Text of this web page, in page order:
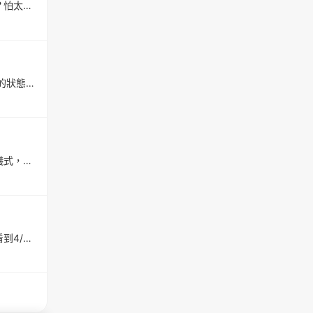
想請教有經驗的學姊們兩個問題～婚禮出席表單通常要抓婚禮前多久發給親友們？怕太早發大家行程還不確定、又怕太晚發來不及大家都沒空來，好兩難&gt;&lt;喜帖大概要在婚禮前多久時間發出去？因為想請網路上的設計師幫...
明年要辦婚禮了 我這幾個月都很認真在減肥希望到時候穿婚紗可以是自己最滿意的狀態結果瘦太多了臉少了原本的支撐 整個輪廓開始有點往下垂除了變得鬆鬆垮垮之外 法令紋也變得超明顯我之前有固定在打電波 效果一直都還...
大家好～原本想婚禮簡單辦就好，在宴會廳文定後直接宴客，但父母想要有迎娶儀式，於是決定在宴會廳做完文定後回新娘休息室換白紗，然後新郎到新娘休息室迎娶新娘後繞飯店一圈直接迎娶到宴會廳做彩排，不回男方家想問...
想詢問大家～參加婚展有什麼需要提前做準備，以及需要注意些什麼事嗎？因為看到4/26的好婚市集有想諮詢的喜餅，目前的選手有1. 花神2. 卡柏蒂3. fans cafe這三家之前收過朋友的喜餅，都覺得還滿不錯的～想去現場諮詢...